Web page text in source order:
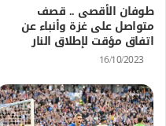
طوفان الأقصى .. قصف
متواصل على غزة وأنباء عن
اتفاق مؤقت لإطلاق النار
16/10/2023